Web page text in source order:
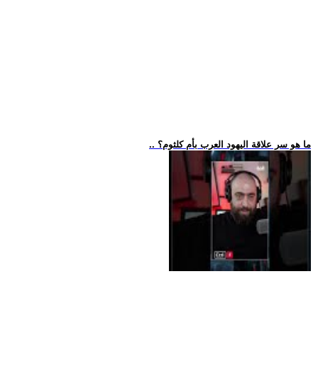
.. ما هو سر علاقة اليهود العرب بأم كلثوم؟